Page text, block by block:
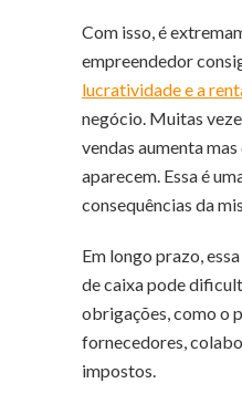
Com isso, é
empreendedor
lucratividade e a
negócio. Muitas
vendas aumenta
aparecem. Essa é
consequências da
Em longo prazo,
de caixa pode
obrigações, como o
fornecedores,
impostos.